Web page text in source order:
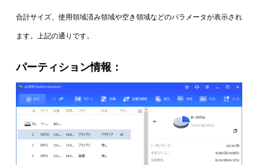
合計サイズ、使用領域済み領域や空き領域などのパラメータが表示され
ます。上記の通りです。
パーティション情報：